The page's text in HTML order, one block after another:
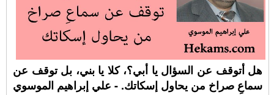
هل أتوقف عن السؤال يا أبي؟، كلا يا بني، بل توقف عن
سماعِ صراخ من يحاول إسكاتك. - علي إبراهيم الموسوي